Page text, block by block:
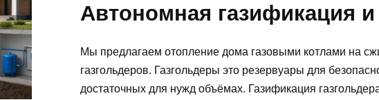
Автономная газификация
Мы предлагаем отопление дома газовыми котлами на
газгольдеров. Газгольдеры это резервуары для
достаточных для нужд объёмах. Газификация